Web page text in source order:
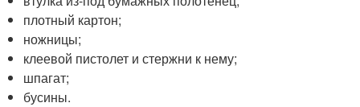
плотный картон;
ножницы;
клеевой пистолет и стержни к нему;
шпагат;
бусины.